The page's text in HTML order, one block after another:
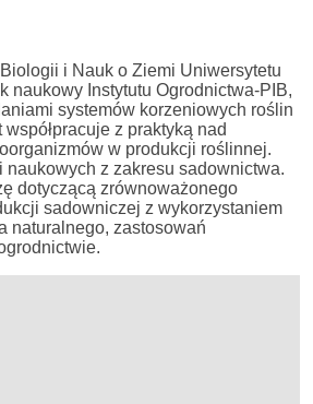
i Nauk o Ziemi Uniwersytetu
naukowy Instytutu Ogrodnictwa-PIB,
systemów korzeniowych roślin
z praktyką nad
w produkcji roślinnej.
z zakresu sadownictwa.
dotyczącą zrównoważonego
sadowniczej z wykorzystaniem
naturalnego, zastosowań